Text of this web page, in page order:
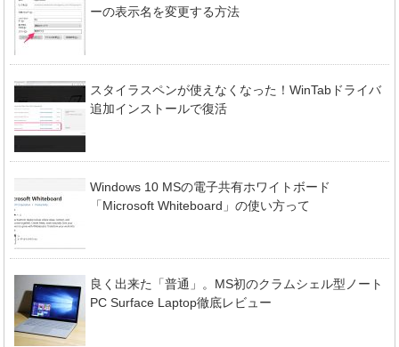
ーの表示名を変更する方法
スタイラスペンが使えなくなった！WinTabドライバ
追加インストールで復活
Windows 10 MSの電子共有ホワイトボード
「Microsoft Whiteboard」の使い方って
良く出来た「普通」。MS初のクラムシェル型ノート
PC Surface Laptop徹底レビュー